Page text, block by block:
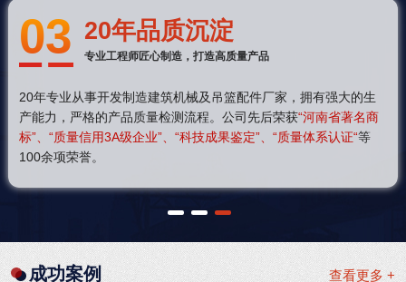
03 20年品质沉淀
专业工程师匠心制造，打造高质量产品
20年专业从事开发制造建筑机械及吊篮配件厂家，拥有强大的生
产能力，严格的产品质量检测流程。公司先后荣获“河南省著名商
标”、“质量信用3A级企业”、“科技成果鉴定”、“质量体系认证“等
100余项荣誉。
1 2 3
查看更多 +
成功案例